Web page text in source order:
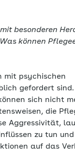
besonderen
können
mit psychischen
gefordert sind.
sich nicht
die
Aggressivität,
zu tun
auf das